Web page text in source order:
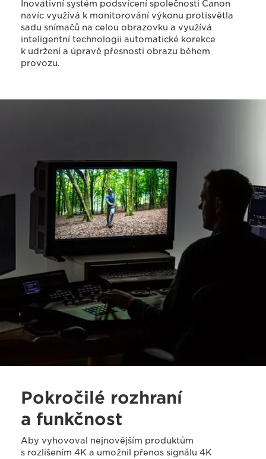
Inovativní systém podsvícení společnosti Canon
navíc využívá k monitorování výkonu protisvětla
sadu snímačů na celou obrazovku a využívá
inteligentní technologii automatické korekce
k udržení a úpravě přesnosti obrazu během
provozu.
Pokročilé rozhraní
a funkčnost
Aby vyhovoval nejnovějším produktům
s rozlišením 4K a umožnil přenos signálu 4K